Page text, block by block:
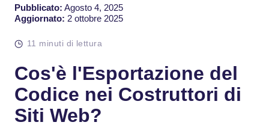
Pubblicato: Agosto 4, 2025
Aggiornato: 2 ottobre 2025
11 minuti di lettura
Cos'è l'Esportazione del
Codice nei Costruttori di
Siti Web?